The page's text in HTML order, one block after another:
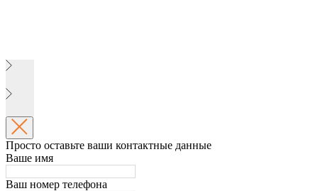
Просто оставьте ваши контактные данные
Ваше имя
Ваш номер телефона